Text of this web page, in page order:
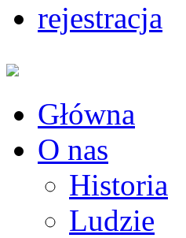
rejestracja
Główna
O nas
Historia
Ludzie